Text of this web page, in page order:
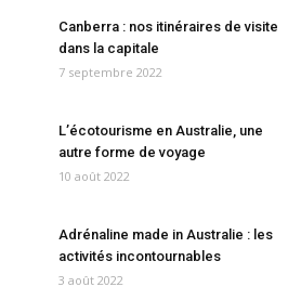
Canberra : nos itinéraires de visite
dans la capitale
7 septembre 2022
L’écotourisme en Australie, une
autre forme de voyage
10 août 2022
Adrénaline made in Australie : les
activités incontournables
3 août 2022